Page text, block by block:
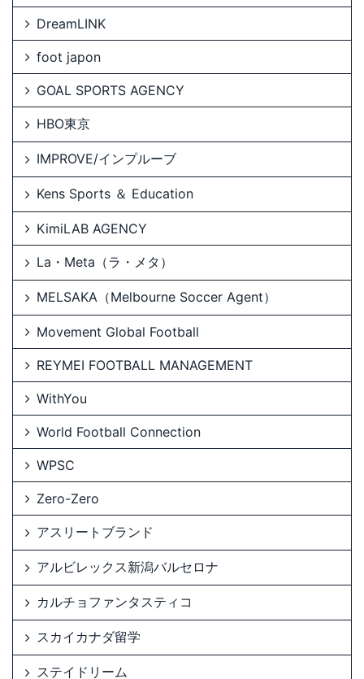
DreamLINK
foot japon
GOAL SPORTS AGENCY
HBO東京
IMPROVE/インプルーブ
Kens Sports ＆ Education
KimiLAB AGENCY
La・Meta（ラ・メタ）
MELSAKA（Melbourne Soccer Agent）
Movement Global Football
REYMEI FOOTBALL MANAGEMENT
WithYou
World Football Connection
WPSC
Zero-Zero
アスリートブランド
アルビレックス新潟バルセロナ
カルチョファンタスティコ
スカイカナダ留学
ステイドリーム